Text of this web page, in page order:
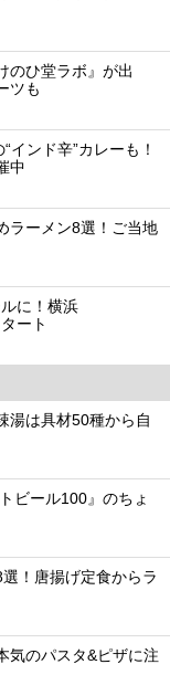
のひ堂ラボ』が出
ツも
ンド辛”カレーも！
中
ラーメン8選！ご当地
に！横浜
ート
湯は具材50種から自
ビール100』のちょ
！唐揚げ定食からラ
気のパスタ&ピザに注